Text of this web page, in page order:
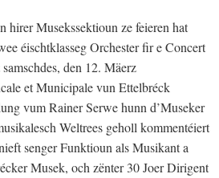
hirer Musekssektioun ze feieren hat
éischtklasseg Orchester fir e Concert
den 12. Mäerz
et Municipale vun Ettelbréck
vum Rainer Serwe hunn d’Museker
Weltrees geholl kommentéiert
senger Funktioun als Musikant a
Musek, och zënter 30 Joer Dirigent